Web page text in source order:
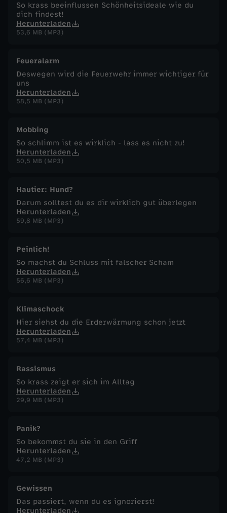
So krass beeinflussen Schönheitsideale wie du
dich findest!
Herunterladen
53,6 MB (MP3)
Feueralarm
Deswegen wird die Feuerwehr immer wichtiger für
uns
Herunterladen
58,5 MB (MP3)
Mobbing
So schlimm ist es wirklich - lass es nicht zu!
Herunterladen
50,5 MB (MP3)
Hautier: Hund?
Darum solltest du es dir wirklich gut überlegen
Herunterladen
59,8 MB (MP3)
Peinlich!
So machst du Schluss mit falscher Scham
Herunterladen
56,6 MB (MP3)
Klimaschock
Hier siehst du die Erderwärmung schon jetzt
Herunterladen
57,4 MB (MP3)
Rassismus
So krass zeigt er sich im Alltag
Herunterladen
29,9 MB (MP3)
Panik?
So bekommst du sie in den Griff
Herunterladen
47,2 MB (MP3)
Gewissen
Das passiert, wenn du es ignorierst!
Herunterladen